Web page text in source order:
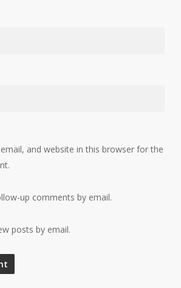
and website in this browser for the
up comments by email.
posts by email.